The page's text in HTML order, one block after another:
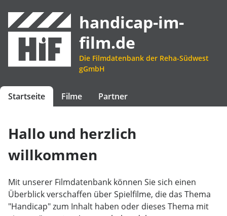
handicap-im-
film.de
Die Filmdatenbank der Reha-Südwest
gGmbH
Startseite Filme Partner
Hallo und herzlich
willkommen
Mit unserer Filmdatenbank können Sie sich einen
Überblick verschaffen über Spielfilme, die das Thema
"Handicap" zum Inhalt haben oder dieses Thema mit